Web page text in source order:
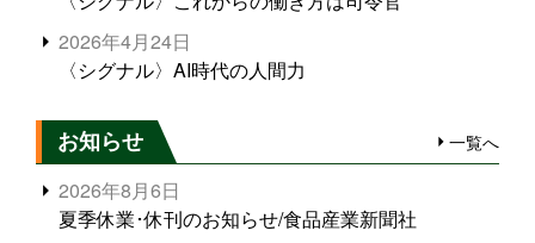
2026年4月24日
〈シグナル〉AI時代の人間力
お知らせ 一覧へ
2026年8月6日
夏季休業･休刊のお知らせ/食品産業新聞社